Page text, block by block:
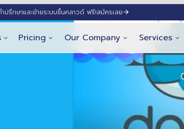
รึกษาและย้ายระบบขึ้นคลาวด์ ฟรี!สมัครเลย
Pricing Our Company Services